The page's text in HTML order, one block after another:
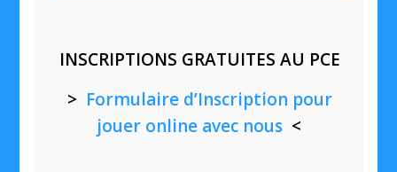
INSCRIPTIONS GRATUITES AU PCE
> Formulaire d’Inscription pour
jouer online avec nous <